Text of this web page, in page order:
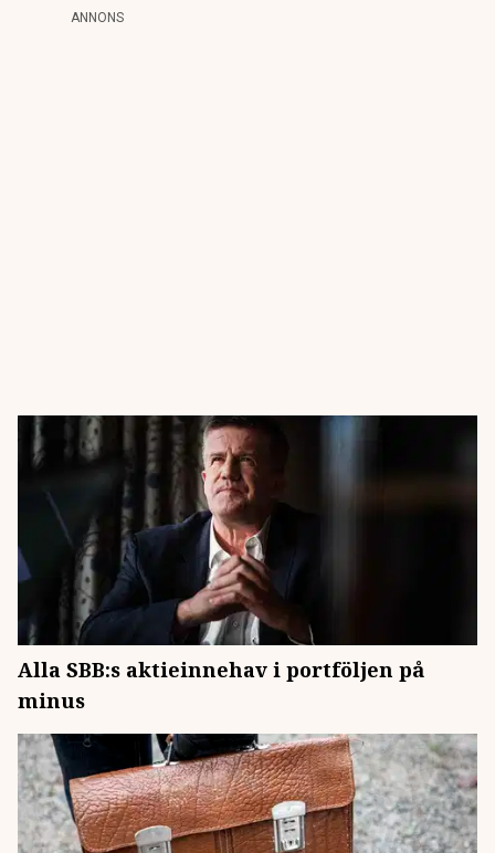
ANNONS
Alla SBB:s aktieinnehav i portföljen på
minus